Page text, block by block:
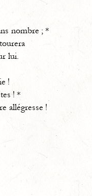
nombre ; *
lui.
!
! *
allégresse !